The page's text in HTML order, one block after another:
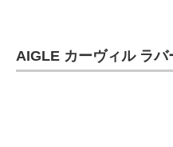
AIGLE カーヴィル ラバ